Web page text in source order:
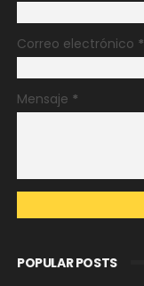
Correo electrónico *
Mensaje *
POPULAR POSTS